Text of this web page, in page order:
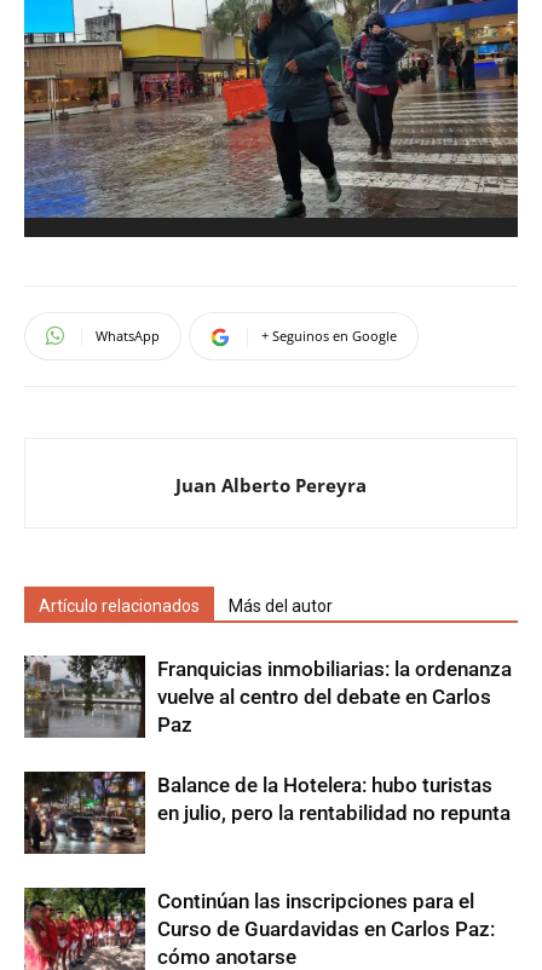
WhatsApp + Seguinos en Google
Juan Alberto Pereyra
Artículo relacionados Más del autor
Franquicias inmobiliarias: la ordenanza
vuelve al centro del debate en Carlos
Paz
Balance de la Hotelera: hubo turistas
en julio, pero la rentabilidad no repunta
Continúan las inscripciones para el
Curso de Guardavidas en Carlos Paz:
cómo anotarse